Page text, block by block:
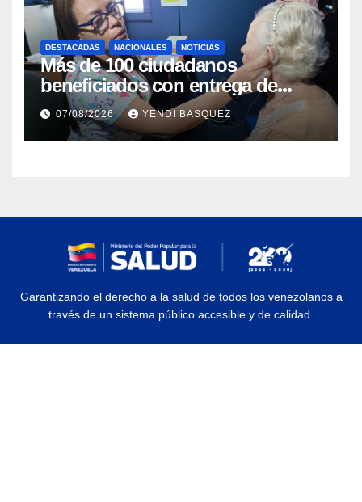
DESTACADAS NACIONALES NOTICIAS
Más de 100 ciudadanos
beneficiados con entrega de
prótesis auditivas en el Centro de
Rehabilitación J.J. Arvelo
07/08/2026 YENDI BASQUEZ
Garantizando el derecho a la salud de todos los venezolanos a
través de un sistema público accesible y de calidad.